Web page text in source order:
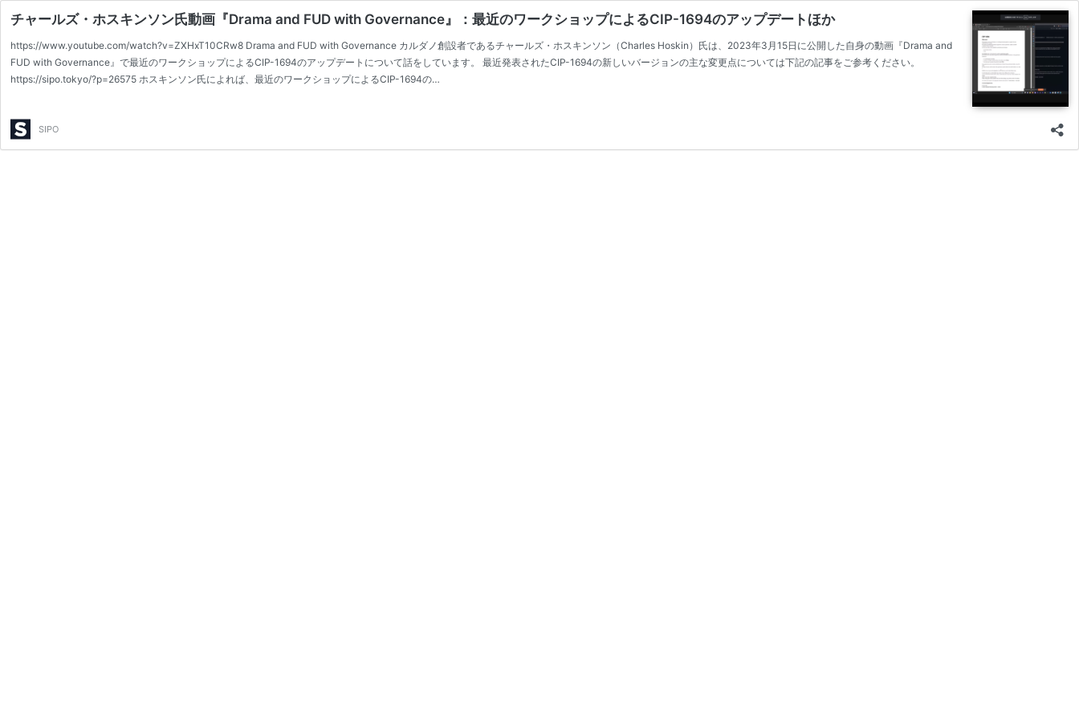
チャールズ・ホスキンソン氏動画『Drama and FUD with Governance』：最近のワークショップによるCIP-1694のアップデートほか
https://www.youtube.com/watch?v=ZXHxT10CRw8 Drama and FUD with Governance カルダノ創設者であるチャールズ・ホスキンソン（Charles Hoskin）氏は、2023年3月15日に公開した自身の動画『Drama and
FUD with Governance』で最近のワークショップによるCIP-1694のアップデートについて話をしています。 最近発表されたCIP-1694の新しいバージョンの主な変更点については下記の記事をご参考ください。
https://sipo.tokyo/?p=26575 ホスキンソン氏によれば、最近のワークショップによるCIP-1694の…
SIPO